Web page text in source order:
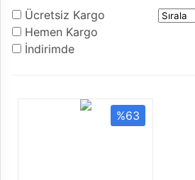
Ücretsiz Kargo
Hemen Kargo
İndirimde
%63